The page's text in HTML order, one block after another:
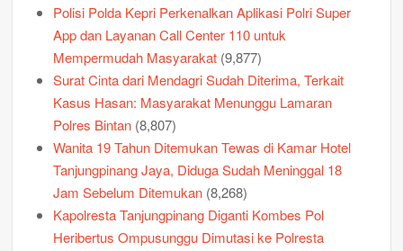
Polisi Polda Kepri Perkenalkan Aplikasi Polri Super
App dan Layanan Call Center 110 untuk
Mempermudah Masyarakat (9,877)
Surat Cinta dari Mendagri Sudah Diterima, Terkait
Kasus Hasan: Masyarakat Menunggu Lamaran
Polres Bintan (8,807)
Wanita 19 Tahun Ditemukan Tewas di Kamar Hotel
Tanjungpinang Jaya, Diduga Sudah Meninggal 18
Jam Sebelum Ditemukan (8,268)
Kapolresta Tanjungpinang Diganti Kombes Pol
Heribertus Ompusunggu Dimutasi ke Polresta